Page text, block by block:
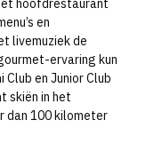
hoofdrestaurant
en
livemuziek de
ervaring kun
en Junior Club
skiën in het
dan 100 kilometer